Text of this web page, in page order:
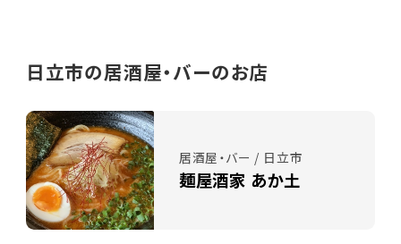
日立市の居酒屋・バーのお店
居酒屋・バー / 日立市
麺屋酒家 あか土